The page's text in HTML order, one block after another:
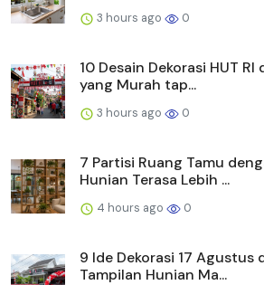
3 hours ago 0
10 Desain Dekorasi HUT
yang Murah tap...
3 hours ago 0
7 Partisi Ruang Tamu
Hunian Terasa Lebih ...
4 hours ago 0
9 Ide Dekorasi 17 Agustus
Tampilan Hunian Ma...